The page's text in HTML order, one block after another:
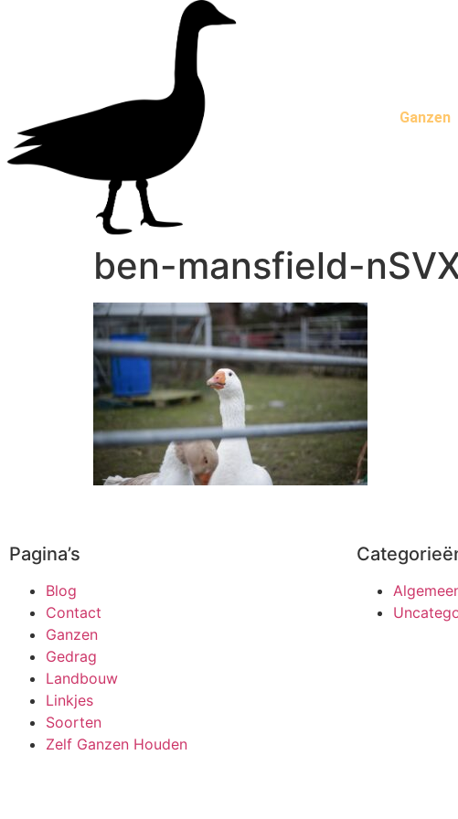
Ganzen
ben-mansfield-
Pagina’s
Blog
Contact
Ganzen
Gedrag
Landbouw
Linkjes
Soorten
Zelf Ganzen Houden